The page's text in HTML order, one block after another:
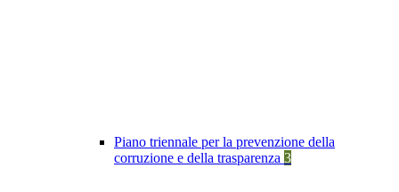
Piano triennale per la prevenzione della
corruzione e della trasparenza 3